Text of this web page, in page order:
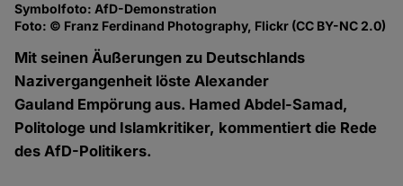
Symbolfoto: AfD-Demonstration
Foto: © Franz Ferdinand Photography, Flickr (CC BY-NC 2.0)
Mit seinen Äußerungen zu Deutschlands
Nazivergangenheit löste Alexander
Gauland Empörung aus. Hamed Abdel-Samad,
Politologe und Islamkritiker, kommentiert die Rede
des AfD-Politikers.